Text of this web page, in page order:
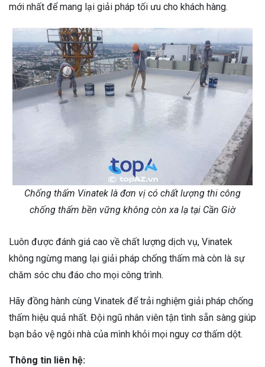
mới nhất để mang lại giải pháp tối ưu cho khách hàng.
Chống thấm Vinatek là đơn vị có chất lượng thi công
chống thấm bền vững không còn xa lạ tại Cần Giờ
Luôn được đánh giá cao về chất lượng dịch vụ, Vinatek
không ngừng mang lại giải pháp chống thấm mà còn là sự
chăm sóc chu đáo cho mọi công trình.
Hãy đồng hành cùng Vinatek để trải nghiệm giải pháp chống
thấm hiệu quả nhất. Đội ngũ nhân viên tận tình sẵn sàng giúp
bạn bảo vệ ngôi nhà của mình khỏi mọi nguy cơ thấm dột.
Thông tin liên hệ: